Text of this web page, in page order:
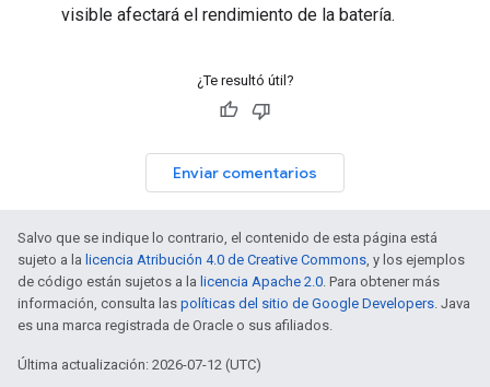
visible afectará el rendimiento de la batería.
¿Te resultó útil?
Enviar comentarios
Salvo que se indique lo contrario, el contenido de esta página está
sujeto a la licencia Atribución 4.0 de Creative Commons, y los ejemplos
de código están sujetos a la licencia Apache 2.0. Para obtener más
información, consulta las políticas del sitio de Google Developers. Java
es una marca registrada de Oracle o sus afiliados.
Última actualización: 2026-07-12 (UTC)